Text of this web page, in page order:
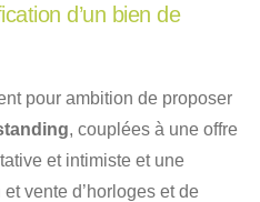
d’un bien de
pour ambition de proposer
, couplées à une offre
et intimiste et une
vente d’horloges et de